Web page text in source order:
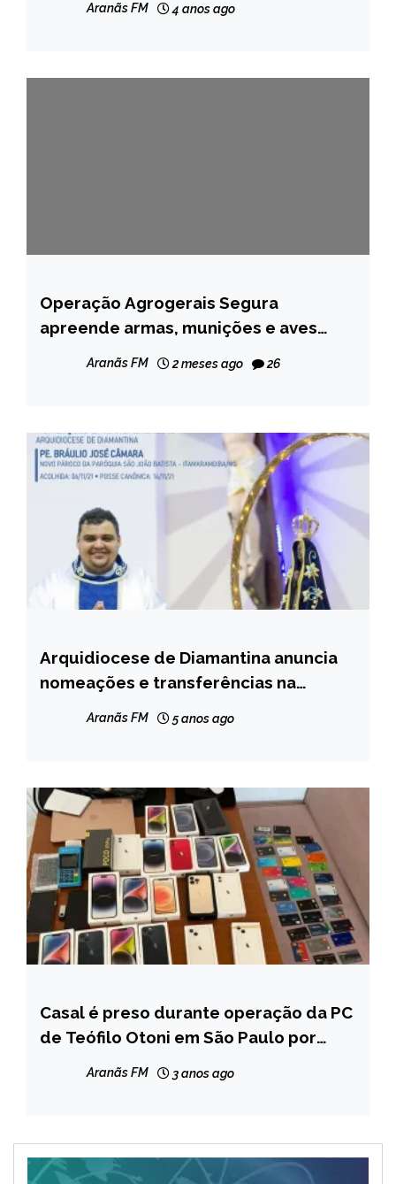
INTERNACIONAL
Aranãs FM 4 anos ago
MINAS
GERAIS
NOTÍCIAS
Operação Agrogerais Segura
apreende armas, munições e aves
Aranãs FM 2 meses ago 26
CAPELINHA
NOTÍCIAS
Arquidiocese de Diamantina anuncia
nomeações e transferências na
Aranãs FM 5 anos ago
CAPELINHA
MINAS
Casal é preso durante operação da PC
de Teófilo Otoni em São Paulo por
Aranãs FM 3 anos ago